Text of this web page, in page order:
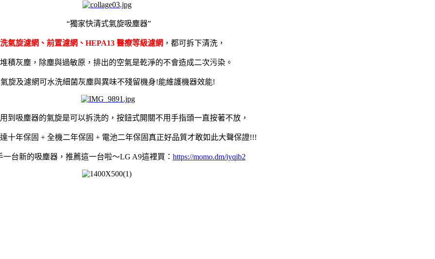
“獨家快清式氣旋吸塵器”
氣旋濾網、前置濾網、 HEPA13 醫療等級濾網 ，都可拆下清洗，
積灰塵，除塵與過敏原，排出的空氣是乾淨的不會造成二次污染。
氣旋及濾網可水洗細菌灰塵與異味不殘留機身!能維護機器效能!
到吸塵器的氣旋是可以拆洗的， 按鈕式開關不用手指頭一直按著不放，
十年保固 + 全機二年保固 + 電池二年保固真正好品質才敢如此大聲保證!!!
一台新的吸塵器，推薦這一台啦～LG A9這裡買： https://momo.dm/iyqib2